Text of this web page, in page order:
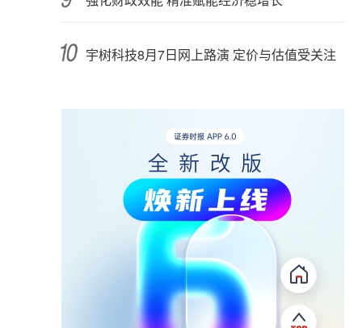
宇树科技8月7日网上路演 定价与估值受关注